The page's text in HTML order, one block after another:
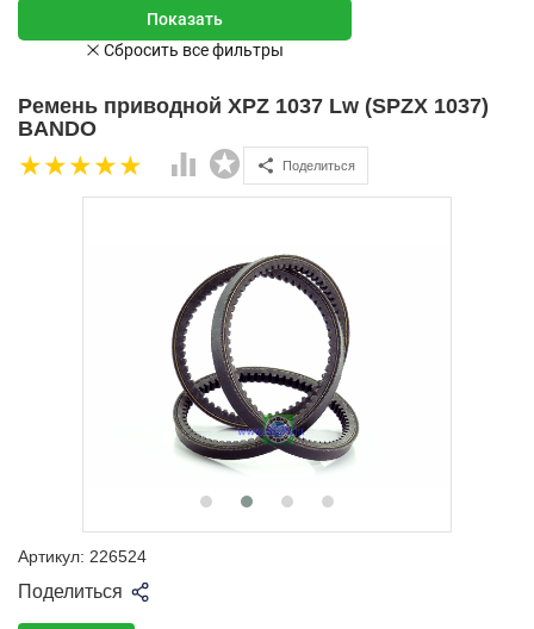
Ремень приводной XPZ 1037 Lw (SPZX 1037)
BANDO
Поделиться
Артикул: 226524
Поделиться